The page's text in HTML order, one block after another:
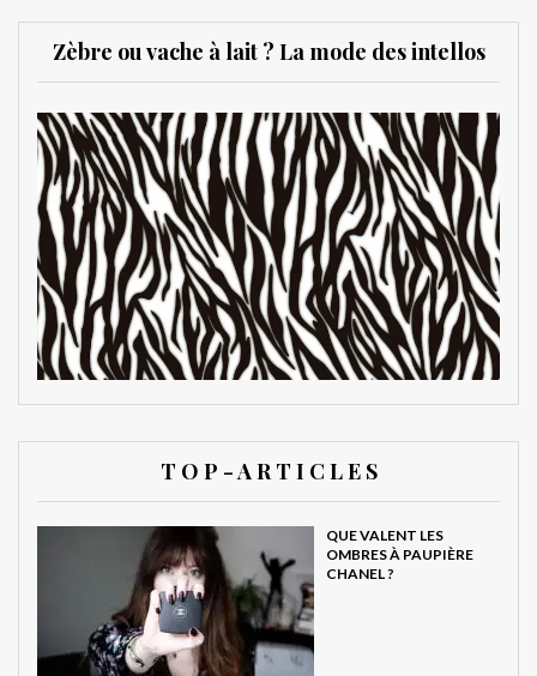
Zèbre ou vache à lait ? La mode des intellos
T O P - A R T I C L E S
QUE VALENT LES
OMBRES À PAUPIÈRE
CHANEL ?